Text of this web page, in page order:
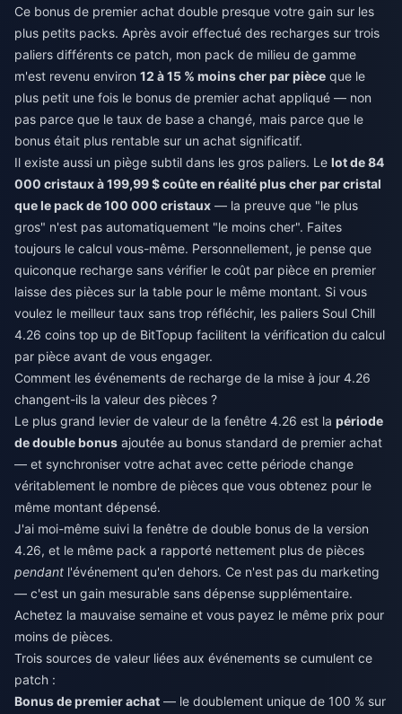
Ce bonus de premier achat double presque votre gain sur les
plus petits packs. Après avoir effectué des recharges sur trois
paliers différents ce patch, mon pack de milieu de gamme
m'est revenu environ 12 à 15 % moins cher par pièce que le
plus petit une fois le bonus de premier achat appliqué — non
pas parce que le taux de base a changé, mais parce que le
bonus était plus rentable sur un achat significatif.
Il existe aussi un piège subtil dans les gros paliers. Le lot de 84
000 cristaux à 199,99 $ coûte en réalité plus cher par cristal
que le pack de 100 000 cristaux — la preuve que "le plus
gros" n'est pas automatiquement "le moins cher". Faites
toujours le calcul vous-même. Personnellement, je pense que
quiconque recharge sans vérifier le coût par pièce en premier
laisse des pièces sur la table pour le même montant. Si vous
voulez le meilleur taux sans trop réfléchir, les paliers Soul Chill
4.26 coins top up de BitTopup facilitent la vérification du calcul
par pièce avant de vous engager.
Comment les événements de recharge de la mise à jour 4.26
changent-ils la valeur des pièces ?
Le plus grand levier de valeur de la fenêtre 4.26 est la période
de double bonus ajoutée au bonus standard de premier achat
— et synchroniser votre achat avec cette période change
véritablement le nombre de pièces que vous obtenez pour le
même montant dépensé.
J'ai moi-même suivi la fenêtre de double bonus de la version
4.26, et le même pack a rapporté nettement plus de pièces
pendant l'événement qu'en dehors. Ce n'est pas du marketing
— c'est un gain mesurable sans dépense supplémentaire.
Achetez la mauvaise semaine et vous payez le même prix pour
moins de pièces.
Trois sources de valeur liées aux événements se cumulent ce
patch :
Bonus de premier achat — le doublement unique de 100 % sur